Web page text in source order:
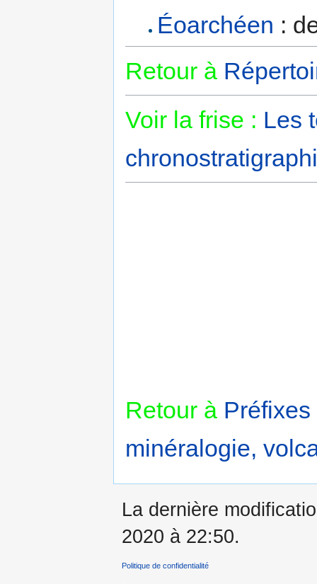
Éoarchéen :
Retour à
Voir la frise : Les
Retour à
minéralogie,
La dernière
2020 à 22:50.
Politique de confidentialité